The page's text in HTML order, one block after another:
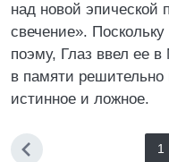
над новой эпической
свечение».
поэму, Глаз ввел ее
в памяти
истинное и ложное.
1